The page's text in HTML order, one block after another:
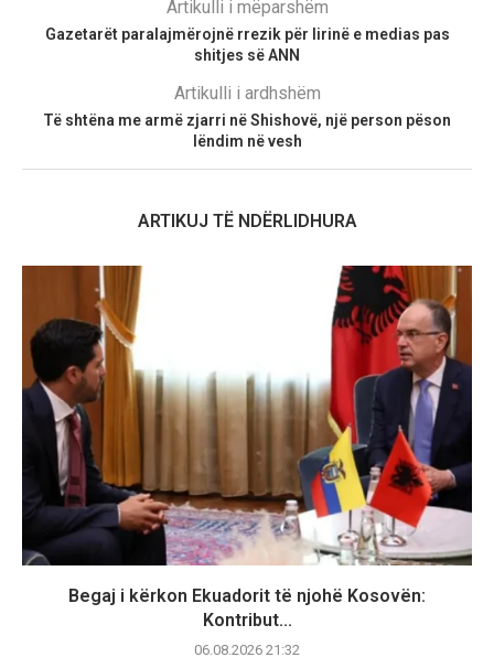
Artikulli i mëparshëm
Gazetarët paralajmërojnë rrezik për lirinë e medias pas
shitjes së ANN
Artikulli i ardhshëm
Të shtëna me armë zjarri në Shishovë, një person pëson
lëndim në vesh
ARTIKUJ TË NDËRLIDHURA
Begaj i kërkon Ekuadorit të njohë Kosovën:
Kontribut...
06.08.2026 21:32